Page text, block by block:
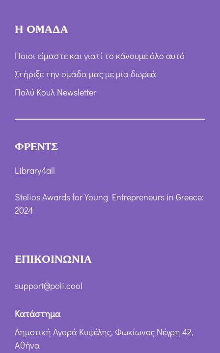
Η ΟΜΑΔΑ
Ποιοι είμαστε και γιατί το κάνουμε όλο αυτό
Στήριξε την ομάδα μας με μία δωρεά
Πολύ Κουλ Newsletter
ΦΡΕΝΤΣ
Library4all
Stelios Awards for Young Entrepreneurs in Greece:
2024
ΕΠΙΚΟΙΝΩΝΙΑ
support@poli.cool
Κατάστημα
Δημοτική Αγορά Κυψέλης, Φωκίωνος Νέγρη 42,
Αθήνα